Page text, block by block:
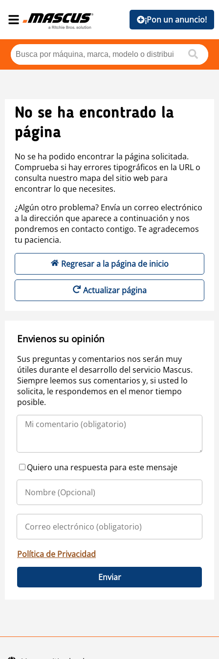
¡Pon un anuncio!
No se ha encontrado la
página
No se ha podido encontrar la página solicitada.
Comprueba si hay errores tipográficos en la URL o
consulta nuestro mapa del sitio web para
encontrar lo que necesites.
¿Algún otro problema? Envía un correo electrónico
a la dirección que aparece a continuación y nos
pondremos en contacto contigo. Te agradecemos
tu paciencia.
Regresar a la página de inicio
Actualizar página
Envienos su opinión
Sus preguntas y comentarios nos serán muy
útiles durante el desarrollo del servicio Mascus.
Siempre leemos sus comentarios y, si usted lo
solicita, le respondemos en el menor tiempo
posible.
Quiero una respuesta para este mensaje
Política de Privacidad
Enviar